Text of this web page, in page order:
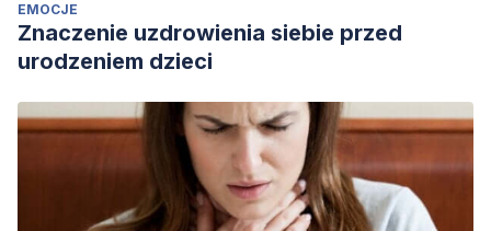
EMOCJE
Znaczenie uzdrowienia siebie przed
urodzeniem dzieci